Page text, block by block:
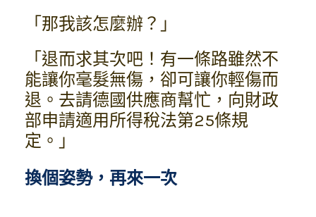
「那我該怎麼辦？」
「退而求其次吧！有一條路雖然不
能讓你毫髮無傷，卻可讓你輕傷而
退。去請德國供應商幫忙，向財政
部申請適用所得稅法第25條規
定。」
換個姿勢，再來一次